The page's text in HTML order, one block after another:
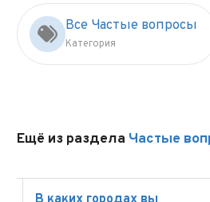
Все Частые вопросы
Категория
Ещё из раздела Частые